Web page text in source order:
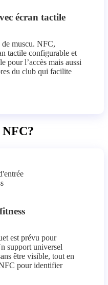
écran tactile
de muscu. NFC,
tactile configurable et
pour l’accès mais aussi
du club qui facilite
NFC?
est prévu pour
support universel
être visible, tout en
pour identifier